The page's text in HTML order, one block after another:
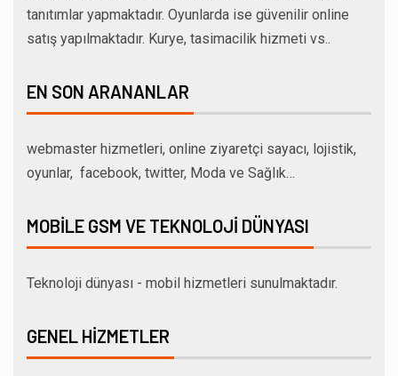
tanıtımlar yapmaktadır. Oyunlarda ise güvenilir online
satış yapılmaktadır. Kurye, tasimacilik hizmeti vs..
EN SON ARANANLAR
webmaster hizmetleri, online ziyaretçi sayacı, lojistik,
oyunlar, facebook, twitter, Moda ve Sağlık…
MOBILE GSM VE TEKNOLOJI DÜNYASI
Teknoloji dünyası - mobil hizmetleri sunulmaktadır.
GENEL HIZMETLER